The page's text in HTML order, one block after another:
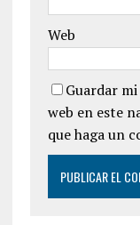
Web
Guardar
web en este
que haga un